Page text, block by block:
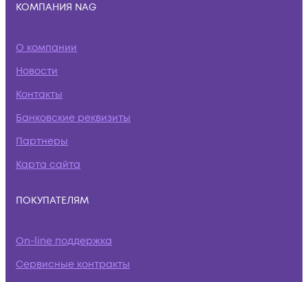
КОМПАНИЯ NAG
О компании
Новости
Контакты
Банковские реквизиты
Партнеры
Карта сайта
ПОКУПАТЕЛЯМ
On-line поддержка
Сервисные контракты